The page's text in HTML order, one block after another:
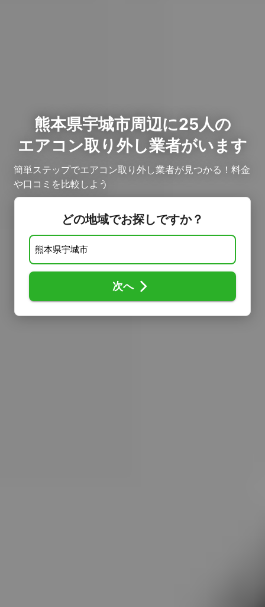
熊本県宇城市周辺に25人の
エアコン取り外し業者がいます
簡単ステップでエアコン取り外し業者が見つかる！料金
や口コミを比較しよう
どの地域でお探しですか？
次へ